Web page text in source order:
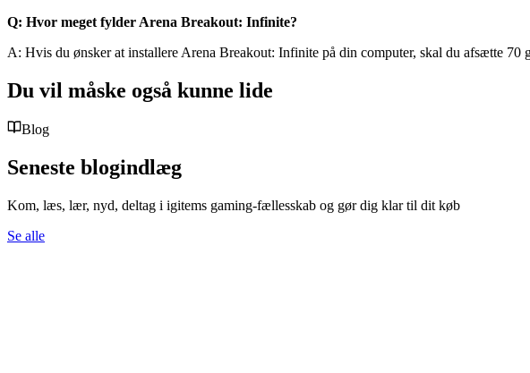
Q: Hvor meget fylder Arena Breakout: Infinite?
A: Hvis du ønsker at installere Arena Breakout: Infinite på din computer, skal du afsætte 70
Du vil måske også kunne lide
Blog
Seneste blogindlæg
Kom, læs, lær, nyd, deltag i igitems gaming-fællesskab og gør dig klar til dit køb
Se alle